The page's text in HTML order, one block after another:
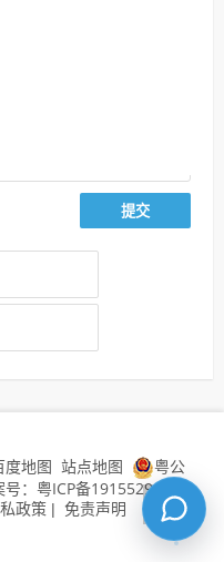
度地图 站点地图
粤公
：粤ICP备19155294号
政策 | 免责声明